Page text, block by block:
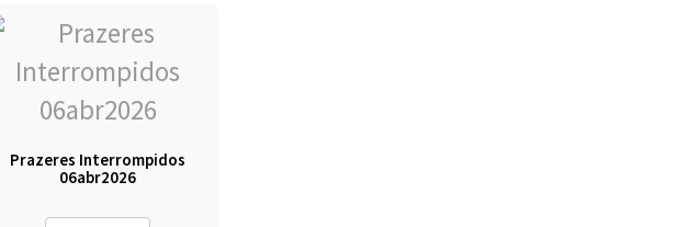
Prazeres Interrompidos
06abr2026